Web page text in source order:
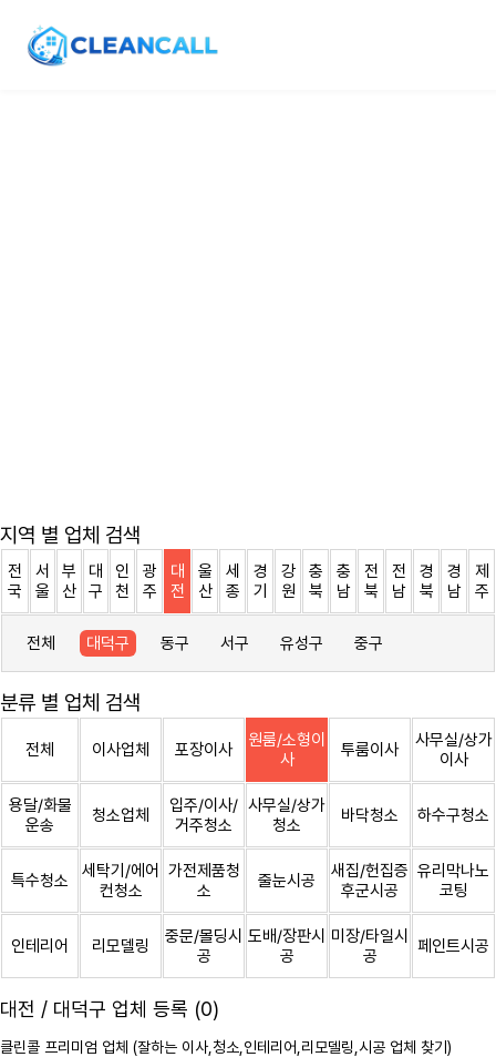
지역 별 업체 검색
전
국
서
울
부
산
대
구
인
천
광
주
대
전
울
산
세
종
경
기
강
원
충
북
충
남
전
북
전
남
경
북
경
남
제
주
전체 대덕구 동구 서구 유성구 중구
분류 별 업체 검색
전체 이사업체 포장이사
원룸/소형이
사
투룸이사
사무실/상가
이사
용달/화물
운송
청소업체
입주/이사/
거주청소
사무실/상가
청소
바닥청소 하수구청소
특수청소
세탁기/에어
컨청소
가전제품청
소
줄눈시공
새집/헌집증
후군시공
유리막나노
코팅
인테리어 리모델링
중문/몰딩시
공
도배/장판시
공
미장/타일시
공
페인트시공
대전 / 대덕구 업체 등록 (0)
클린콜 프리미엄 업체 (잘하는 이사, 청소 ,인테리어,리모델링,시공 업체 찾기)